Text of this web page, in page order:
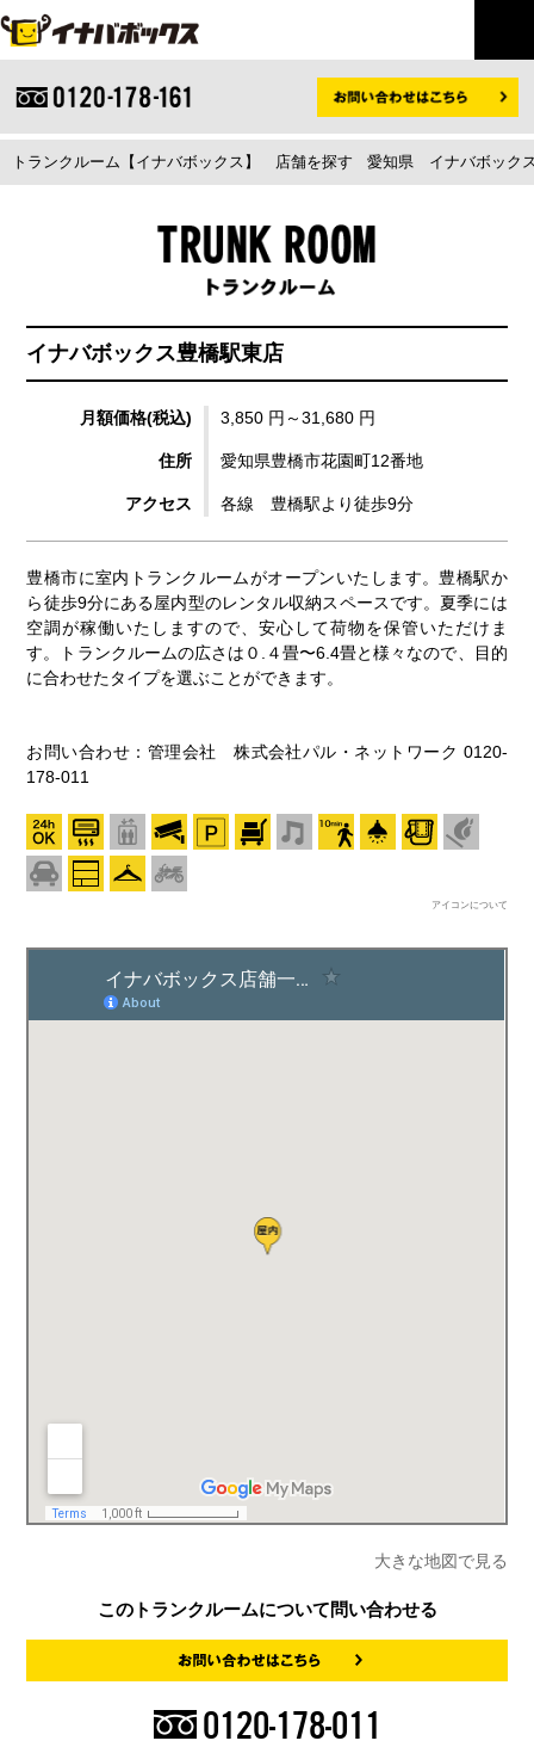
トランクルーム【イナバボックス】 店舗を探す 愛知県 イナバボック
イナバボックス豊橋駅東店
月額価格(税込) 3,850 円～31,680 円
住所 愛知県豊橋市花園町12番地
アクセス 各線 豊橋駅より徒歩9分
豊橋市に室内トランクルームがオープンいたします。豊橋駅か
ら徒歩9分にある屋内型のレンタル収納スペースです。夏季には
空調が稼働いたしますので、安心して荷物を保管いただけま
す。トランクルームの広さは０.４畳〜6.4畳と様々なので、目的
に合わせたタイプを選ぶことができます。
お問い合わせ：管理会社 株式会社パル・ネットワーク 0120-
178-011
アイコンについて
大きな地図で見る
このトランクルームについて問い合わせる
0120-178-011